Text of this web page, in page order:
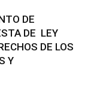
DE
DE LEY
DE LOS
Y